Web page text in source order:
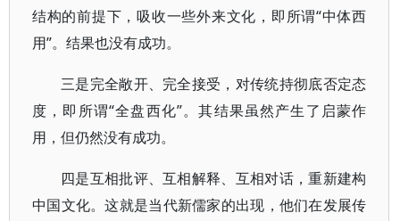
结构的前提下，吸收一些外来文化，即所谓“中体西
用”。结果也没有成功。
三是完全敞开、完全接受，对传统持彻底否定态
度，即所谓“全盘西化”。其结果虽然产生了启蒙作
用，但仍然没有成功。
四是互相批评、互相解释、互相对话，重新建构
中国文化。这就是当代新儒家的出现，他们在发展传